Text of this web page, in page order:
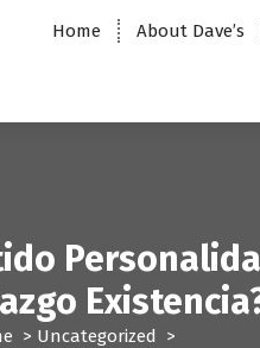
Home About Dave’s
> Uncategorized
>